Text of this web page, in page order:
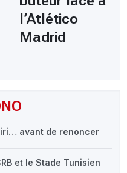
avant de renoncer
et le Stade Tunisien
l’Atlético
Madrid